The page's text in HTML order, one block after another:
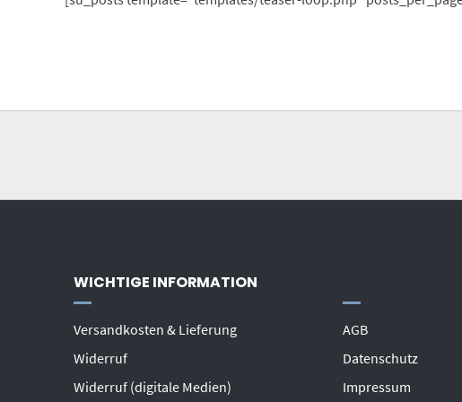
WICHTIGE INFORMATION
Versandkosten & Lieferung
Widerruf
Widerruf (digitale Medien)
AGB
Datenschutz
Impressum